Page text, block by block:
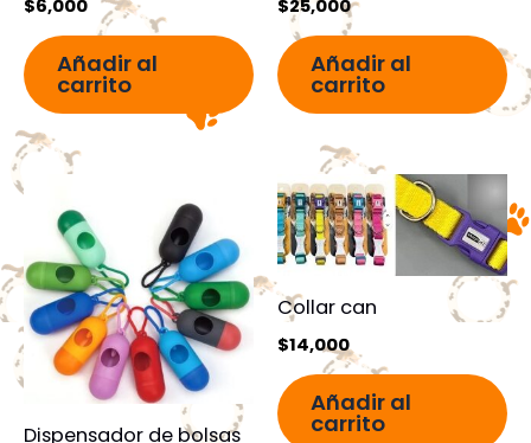
$6,000
Añadir al
carrito
$25,000
Añadir al
carrito
Dispensador de bolsas
Collar can
$14,000
Añadir al
carrito